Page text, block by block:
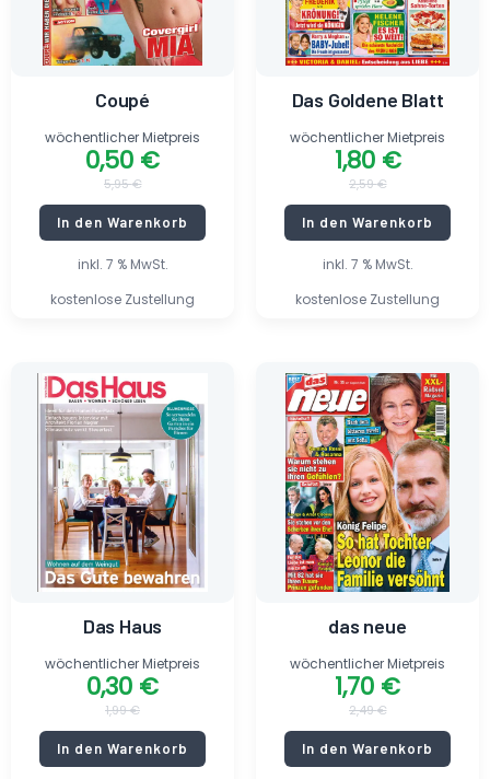
inkl. 7 % MwSt.
kostenlose Zustellung
Coupé
5,95€
0,50 €
wöchentlicher Mietpreis
In den Warenkorb
inkl. 7 % MwSt.
kostenlose Zustellung
Das Goldene Blatt
2,59€
1,80 €
wöchentlicher Mietpreis
In den Warenkorb
Das Haus
1,99€
Preis
war:
1,99 €
0,30 €
Preis
ist:
0,30 €.
wöchentlicher Mietpreis
In den Warenkorb
das neue
2,49€
Ursprünglicher
Preis
war:
2,49 €
1,70 €
Aktueller
Preis
ist:
1,70 €.
wöchentlicher Mietpreis
In den Warenkorb